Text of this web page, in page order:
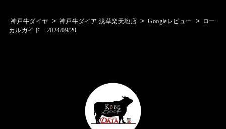
神戸牛ダイヤ > 神戸牛ダイア 浅草楽天地店 > Googleレビュー >
ロー
カルガイド 2024/09/20